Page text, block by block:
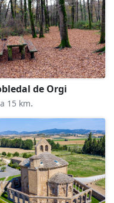
de Orgi
a 15 km.